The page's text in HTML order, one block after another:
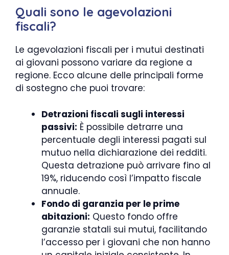
Quali sono le agevolazioni
fiscali?
Le agevolazioni fiscali per i mutui destinati
ai giovani possono variare da regione a
regione. Ecco alcune delle principali forme
di sostegno che puoi trovare:
Detrazioni fiscali sugli interessi
passivi: È possibile detrarre una
percentuale degli interessi pagati sul
mutuo nella dichiarazione dei redditi.
Questa detrazione può arrivare fino al
19%, riducendo così l’impatto fiscale
annuale.
Fondo di garanzia per le prime
abitazioni: Questo fondo offre
garanzie statali sui mutui, facilitando
l’accesso per i giovani che non hanno